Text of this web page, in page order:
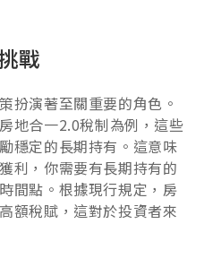
戰
扮演著至關重要的角色。
地合一2.0稅制為例，這些
穩定的長期持有。這意味
利，你需要有長期持有的
間點。根據現行規定，房
額稅賦，這對於投資者來